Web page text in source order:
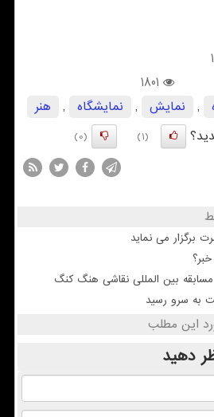
1801
, نمایش , نمایشگاه ,
هنر
(1)
(0)
برگزار می نماید
بین المللی نقاشی هنگ کنگ
به سرو رسید
این مطلب
دهید